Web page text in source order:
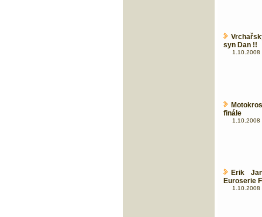
syn Dan !!
1.10.2008
finále
1.10.2008
Erik
Euroserie
1.10.2008